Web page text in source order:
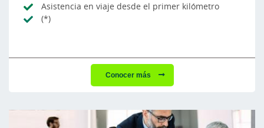
Asistencia en viaje desde el primer kilómetro
(*)
Conocer más